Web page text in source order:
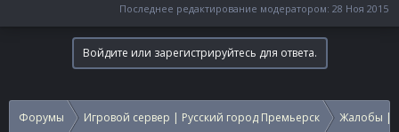
Последнее редактирование модератором: 28 Ноя 2015
Войдите или зарегистрируйтесь для ответа.
Форумы Игровой сервер | Русский город Премьерск Жалобы |